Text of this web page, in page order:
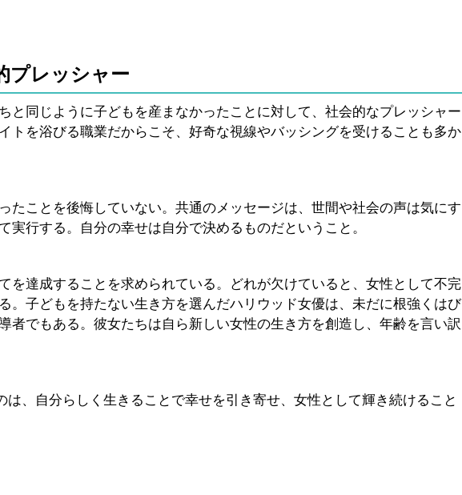
プレッシャー
と同じように子どもを産まなかったことに対して、社会的なプレッシャー
トを浴びる職業だからこそ、好奇な視線やバッシングを受けることも多か
たことを後悔していない。共通のメッセージは、世間や社会の声は気にす
実行する。自分の幸せは自分で決めるものだということ。
を達成することを求められている。どれが欠けていると、女性として不完
。子どもを持たない生き方を選んだハリウッド女優は、未だに根強くはび
者でもある。彼女たちは自ら新しい女性の生き方を創造し、年齢を言い訳
は、自分らしく生きることで幸せを引き寄せ、女性として輝き続けること